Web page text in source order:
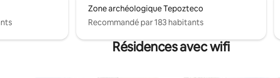
Zone archéologique Tepozteco
Recommandé par 183 habitants
Résidences avec wifi